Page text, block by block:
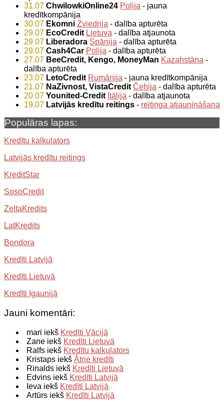
31.07 ChwilowkiOnline24 Polija - jauna
kredītkompānija
30.07 Ekomni Zviedrija - dalība apturēta
29.07 EcoCredit Lietuva - dalība atjaunota
29.07 Liberadora Spānija - dalība apturēta
29.07 Cash4Car Polija - dalība apturēta
27.07 BeeCredit, Kengo, MoneyMan Kazahstāna -
dalība apturēta
23.07 LetoCredit Rumānija - jauna kredītkompānija
21.07 NaZivnost, VistaCredit Čehija - dalība apturēta
20.07 Younited-Credit Itālija - dalība atjaunota
19.07 Latvijās kredītu reitings - reitinga atjaunināšana
Populāras lapas:
Kredītu kalkulators
Latvijās kredītu reitings
KreditStar
SosoCredit
ZeltaKredits
LatKredits
Bondora
Kredīti Latvijā
Kredīti Lietuvā
Kredīti Igaunijā
Jauni komentāri:
mari iekš Kredīti Vācijā
Zane iekš Kredīti Lietuvā
Ralfs iekš Kredītu kalkulators
Kristaps iekš Ātrie kredīti
Rinalds iekš Kredīti Lietuvā
Edvins iekš Kredīti Latvijā
Ieva iekš Kredīti Latvijā
Artūrs iekš Kredīti Latvijā